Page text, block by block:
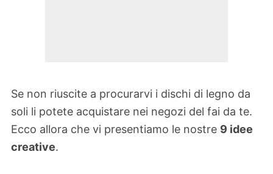
Se non riuscite a procurarvi i dischi di legno da
soli li potete acquistare nei negozi del fai da te.
Ecco allora che vi presentiamo le nostre 9 idee
creative.